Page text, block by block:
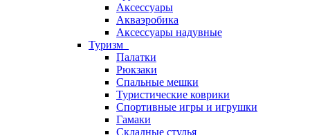
Аксессуары
Акваэробика
Аксессуары надувные
Туризм
Палатки
Рюкзаки
Спальные мешки
Туристические коврики
Спортивные игры и игрушки
Гамаки
Складные стулья